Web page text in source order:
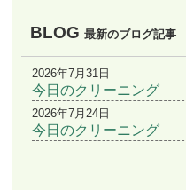
BLOG 最新のブログ記事
2026年7月31日
今日のクリーニング
2026年7月24日
今日のクリーニング